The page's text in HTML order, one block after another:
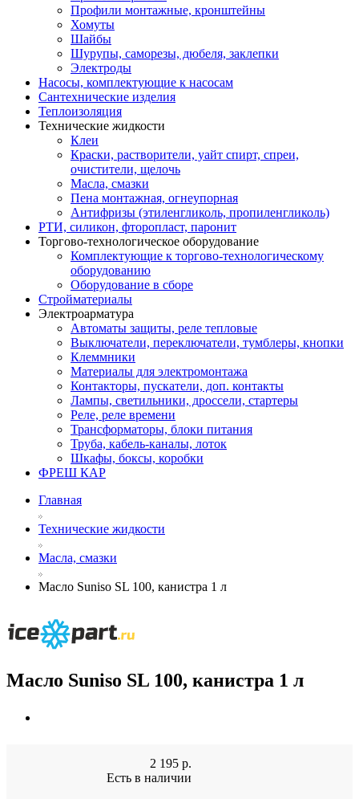
Профили монтажные, кронштейны
Хомуты
Шайбы
Шурупы, саморезы, дюбеля, заклепки
Электроды
Насосы, комплектующие к насосам
Сантехнические изделия
Теплоизоляция
Технические жидкости
Клеи
Краски, растворители, уайт спирт, спреи,
очистители, щелочь
Масла, смазки
Пена монтажная, огнеупорная
Антифризы (этиленгликоль, пропиленгликоль)
РТИ, силикон, фторопласт, паронит
Торгово-технологическое оборудование
Комплектующие к торгово-технологическому
оборудованию
Оборудование в сборе
Стройматериалы
Электроарматура
Автоматы защиты, реле тепловые
Выключатели, переключатели, тумблеры, кнопки
Клеммники
Материалы для электромонтажа
Контакторы, пускатели, доп. контакты
Лампы, светильники, дроссели, стартеры
Реле, реле времени
Трансформаторы, блоки питания
Труба, кабель-каналы, лоток
Шкафы, боксы, коробки
ФРЕШ КАР
Главная
Технические жидкости
Масла, смазки
Масло Suniso SL 100, канистра 1 л
Масло Suniso SL 100, канистра 1 л
2 195 р.
Есть в наличии